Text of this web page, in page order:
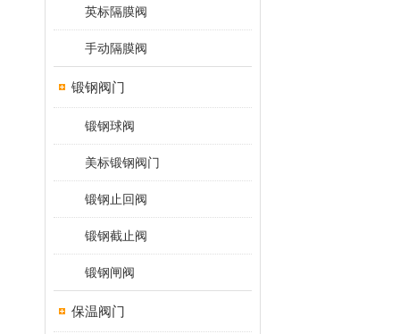
英标隔膜阀
手动隔膜阀
锻钢阀门
锻钢球阀
美标锻钢阀门
锻钢止回阀
锻钢截止阀
锻钢闸阀
保温阀门